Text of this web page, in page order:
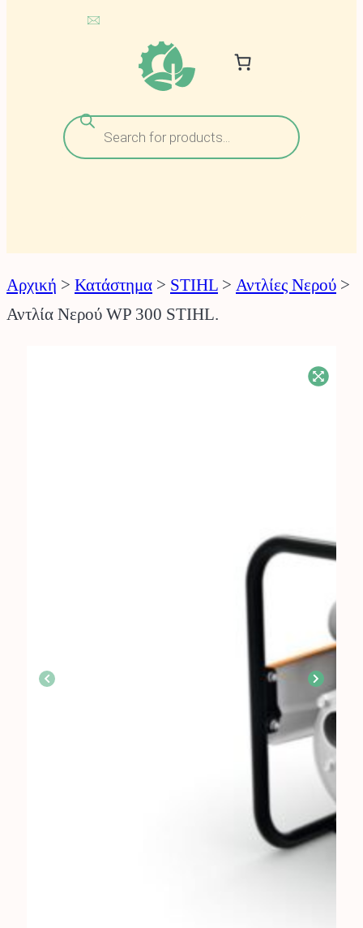
Αναζήτηση
προϊόντων
Αρχική > Κατάστημα > STIHL > Αντλίες Νερού >
Αντλία Νερού WP 300 STIHL.